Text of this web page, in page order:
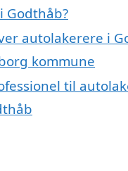
Godthåb?
autolakerere i
kommune
til